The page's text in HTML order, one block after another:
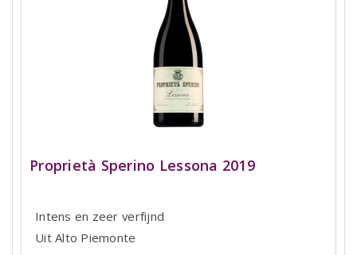
Proprietà Sperino Lessona 2019
Intens en zeer verfijnd
Uit Alto Piemonte